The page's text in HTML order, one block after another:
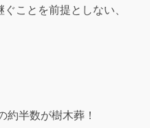
ことを前提としない、
約半数が樹木葬！